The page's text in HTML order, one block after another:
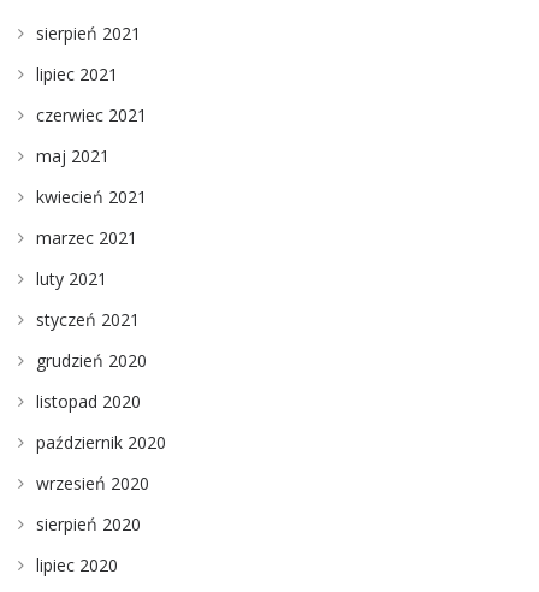
sierpień 2021
lipiec 2021
czerwiec 2021
maj 2021
kwiecień 2021
marzec 2021
luty 2021
styczeń 2021
grudzień 2020
listopad 2020
październik 2020
wrzesień 2020
sierpień 2020
lipiec 2020